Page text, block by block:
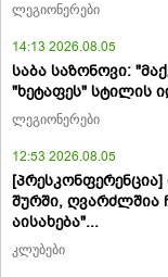
ლეგიონერები
14:13 2026.08.05
საბა საზონოვი:
"ხეტაფეს" სტილის
ლეგიონერები
12:53 2026.08.05
[პრესკონფერენცია]
შურში, ღვარძლშია
აისახება"...
კლუბები